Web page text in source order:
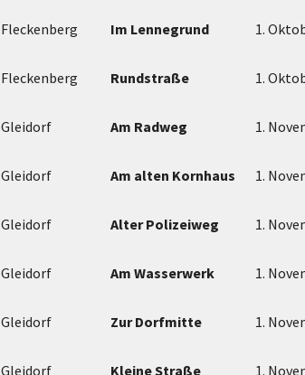
Fleckenberg Im Lennegrund 1.
Fleckenberg Rundstraße 1.
Gleidorf Am Radweg 1.
Gleidorf Am alten Kornhaus 1.
Gleidorf Alter Polizeiweg 1.
Gleidorf Am Wasserwerk 1.
Gleidorf Zur Dorfmitte 1.
Gleidorf Kleine Straße 1.